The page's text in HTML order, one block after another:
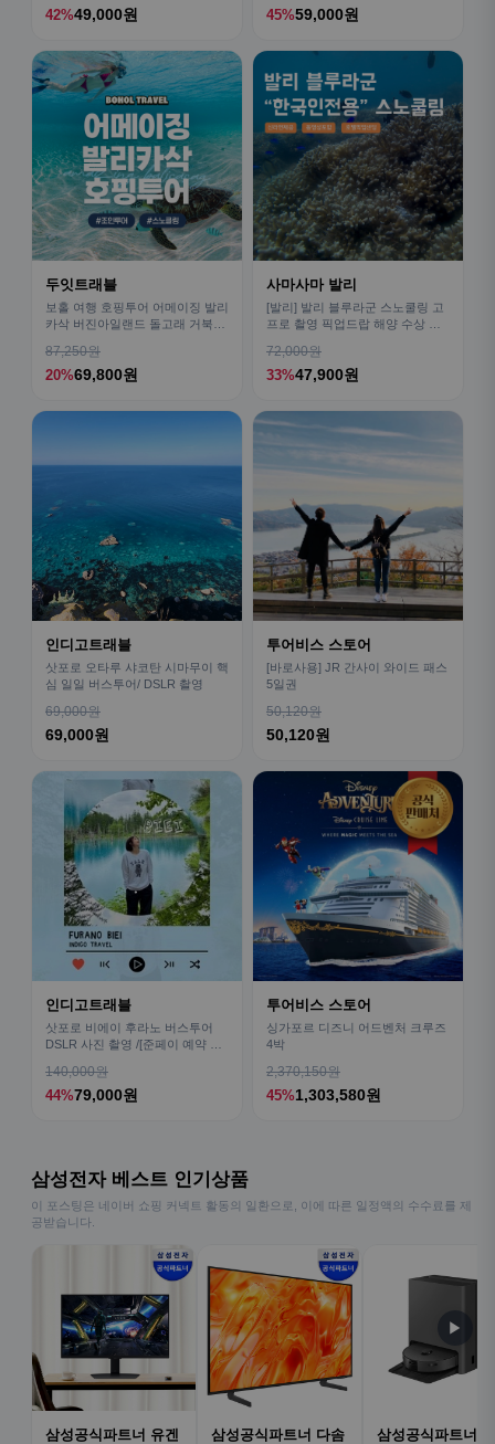
42%49,000원 45%59,000원
두잇트래블
보홀 여행 호핑투어 어메이징 발리
카삭 버진아일랜드 돌고래 거북이
87,250원
20%69,800원
사마사마 발리
[발리] 발리 블루라군 스노쿨링 고
프로 촬영 픽업드랍 해양 수상 액
72,000원
33%47,900원
인디고트래블
삿포로 오타루 샤코탄 시마무이 핵
심 일일 버스투어/ DSLR 촬영
69,000원
69,000원
투어비스 스토어
[바로사용] JR 간사이 와이드 패스
5일권
50,120원
50,120원
인디고트래블
삿포로 비에이 후라노 버스투어
DSLR 사진 촬영 /[준페이 예약 식
140,000원
44%79,000원
투어비스 스토어
싱가포르 디즈니 어드벤처 크루즈
4박
2,370,150원
45%1,303,580원
삼성전자 베스트 인기상품
이 포스팅은 네이버 쇼핑 커넥트 활동의 일환으로, 이에 따른 일정액의 수수료를 제
공받습니다.
삼성공식파트너 유겐
삼성공식파트너 다솜
삼성공식파트너
▶